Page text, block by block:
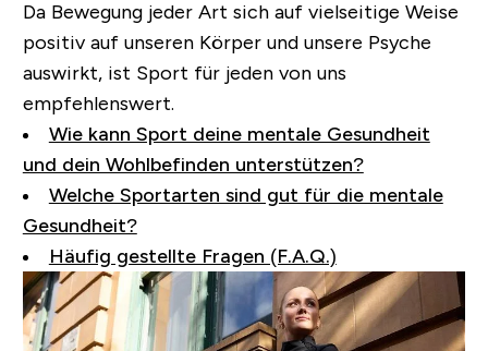
Da Bewegung jeder Art sich auf vielseitige Weise
positiv auf unseren Körper und unsere Psyche
auswirkt, ist Sport für jeden von uns
empfehlenswert.
Wie kann Sport deine mentale Gesundheit
und dein Wohlbefinden unterstützen?
Welche Sportarten sind gut für die mentale
Gesundheit?
Häufig gestellte Fragen (F.A.Q.)